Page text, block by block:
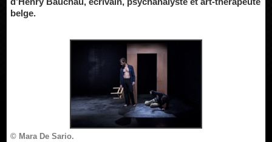
belge.
© Mara De Sario.